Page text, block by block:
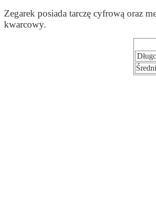
Zegarek posiada tarczę cyfrową oraz
kwarcowy.